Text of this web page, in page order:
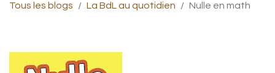
Tous les blogs La BdL au quotidien Nulle en math